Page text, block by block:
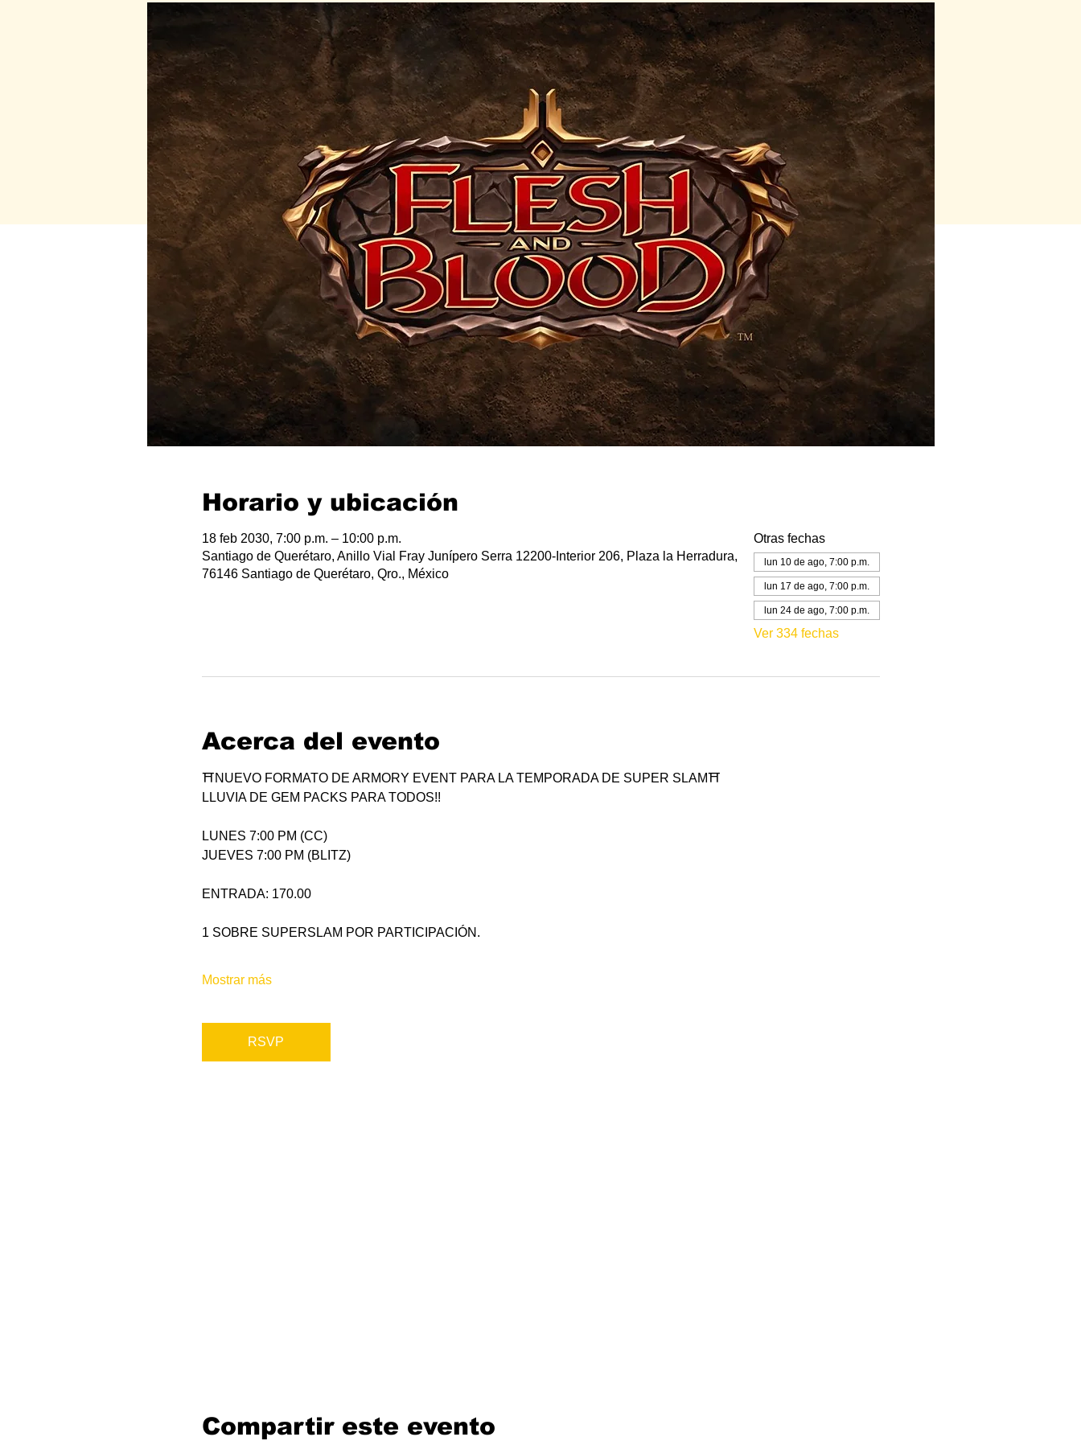
Horario y ubicación
18 feb 2030, 7:00 p.m. – 10:00 p.m.
Santiago de Querétaro, Anillo Vial Fray Junípero Serra 12200-Interior 206, Plaza la Herradura,
76146 Santiago de Querétaro, Qro., México
Otras fechas
lun 10 de ago, 7:00 p.m.
lun 17 de ago, 7:00 p.m.
lun 24 de ago, 7:00 p.m.
Ver 334 fechas
Acerca del evento
⛩NUEVO FORMATO DE ARMORY EVENT PARA LA TEMPORADA DE SUPER SLAM⛩
LLUVIA DE GEM PACKS PARA TODOS!!
LUNES 7:00 PM (CC)
JUEVES 7:00 PM (BLITZ)
ENTRADA: 170.00
1 SOBRE SUPERSLAM POR PARTICIPACIÓN.
Mostrar más
RSVP
Compartir este evento